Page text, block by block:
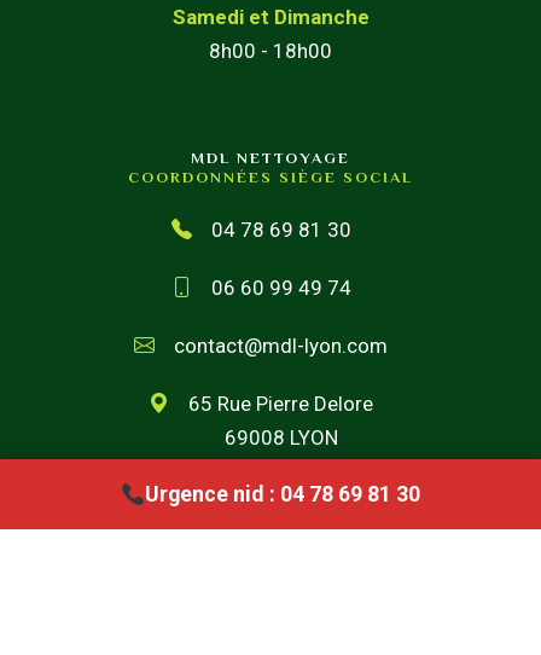
Urgence nid : 04 78 69 81 30
Samedi et Dimanche
8h00 - 18h00
MDL NETTOYAGE
COORDONNÉES SIÈGE SOCIAL
04 78 69 81 30
06 60 99 49 74
contact@mdl-lyon.com
65 Rue Pierre Delore
69008 LYON